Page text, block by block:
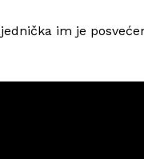
im je